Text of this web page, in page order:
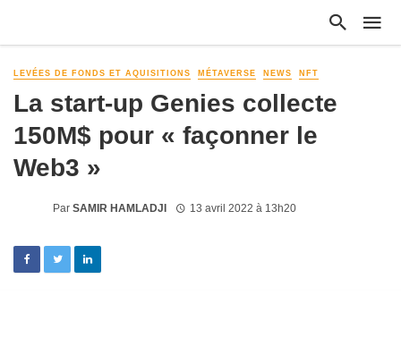
LEVÉES DE FONDS ET AQUISITIONS MÉTAVERSE NEWS NFT
La start-up Genies collecte
150M$ pour « façonner le
Web3 »
Par SAMIR HAMLADJI 13 avril 2022 à 13h20